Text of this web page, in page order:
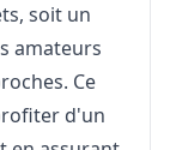
soit un
amateurs
Ce
d'un